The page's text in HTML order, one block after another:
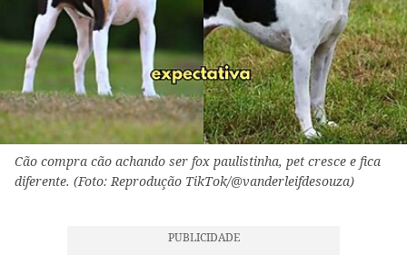
Cão compra cão achando ser fox paulistinha, pet cresce e fica
diferente. (Foto: Reprodução TikTok/@vanderleifdesouza)